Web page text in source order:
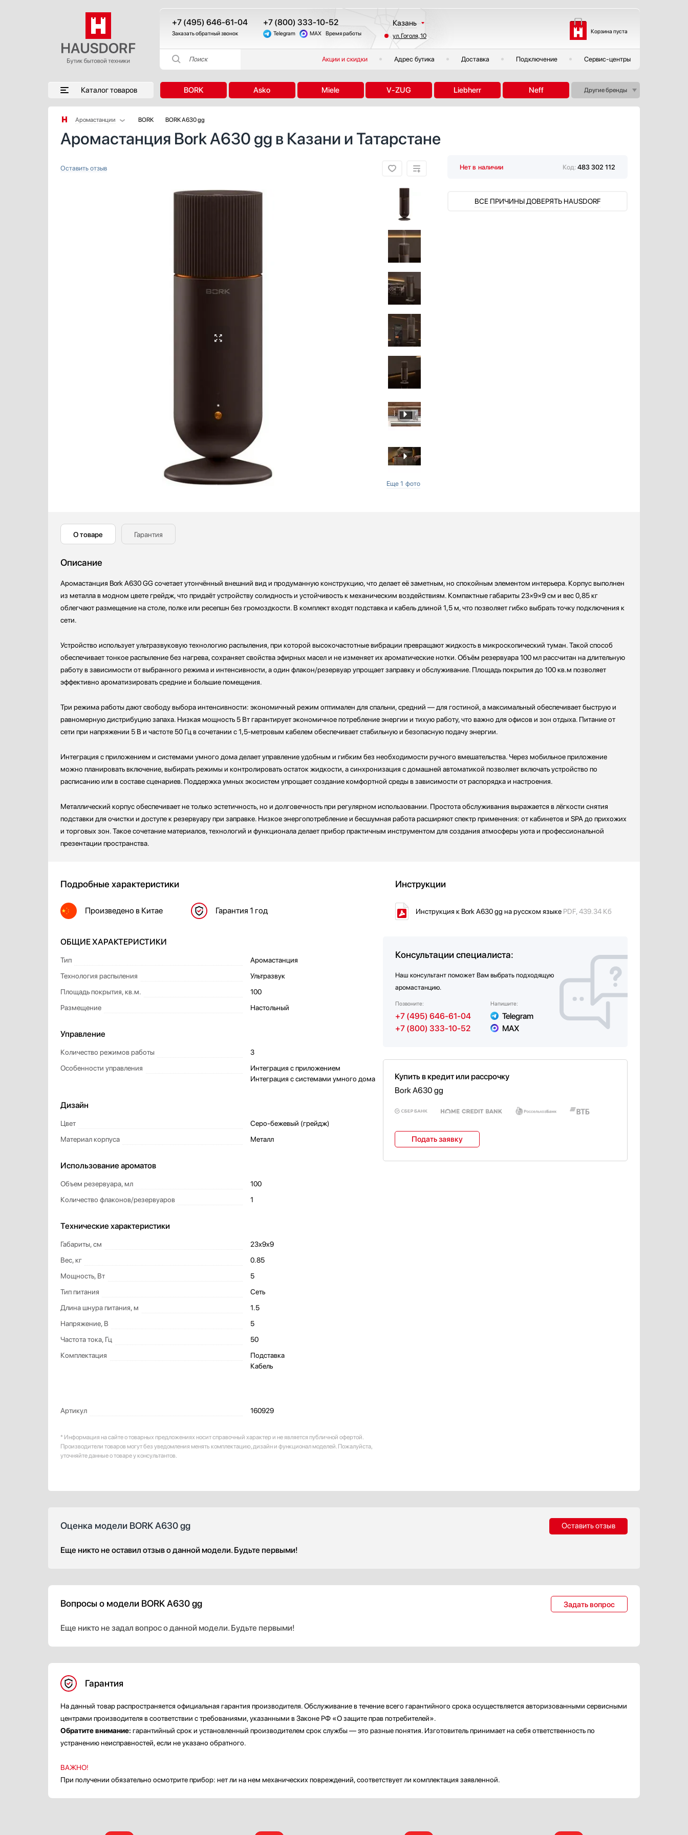
+7 (495) 646-61-04
Заказать обратный звонок
+7 (800) 333-10-52
Telegram MAX Время работы
Казань
Москва
Санкт-Петербург
Екатеринбург
Другие регионы
ул. Гоголя, 10
Корзина пуста
Поиск Акции и скидки Адрес бутика Доставка Подключение Сервис-центры
Каталог товаров BORK Asko Miele V-ZUG Liebherr Neff Другие бренды
Аромастанции
Аксессуары
Аксессуары и принадлежности
Комби-панели, фритюрницы и грили
Мойки
Мультиварки
Обогреватели
Очистители воздуха
Пароварки
Подогреватели
Посуда
Посудомоечные машины
Проф. аксессуары
Профессиональные посудомоечные машины
Пылесосы
Системы кипячения воды AquaHot
Сушильные машины
Увлажнители воздуха
Чайники
BORK BORK A630 gg
Аромастанция Bork A630 gg в Казани и Татарстане
Оставить отзыв
Еще 1 фото
Нет в наличии Код: 483 302 112
ВСЕ ПРИЧИНЫ ДОВЕРЯТЬ HAUSDORF
О товаре Гарантия
Описание
Аромастанция Bork A630 GG сочетает утончённый внешний вид и продуманную конструкцию, что делает её заметным, но спокойным элементом интерьера. Корпус выполнен
из металла в модном цвете грейдж, что придаёт устройству солидность и устойчивость к механическим воздействиям. Компактные габариты 23×9×9 см и вес 0,85 кг
облегчают размещение на столе, полке или ресепшн без громоздкости. В комплект входят подставка и кабель длиной 1,5 м, что позволяет гибко выбрать точку подключения к
сети.
Устройство использует ультразвуковую технологию распыления, при которой высокочастотные вибрации превращают жидкость в микроскопический туман. Такой способ
обеспечивает тонкое распыление без нагрева, сохраняет свойства эфирных масел и не изменяет их ароматические нотки. Объём резервуара 100 мл рассчитан на длительную
работу в зависимости от выбранного режима и интенсивности, а один флакон/резервуар упрощает заправку и обслуживание. Площадь покрытия до 100 кв.м позволяет
эффективно ароматизировать средние и большие помещения.
Три режима работы дают свободу выбора интенсивности: экономичный режим оптимален для спальни, средний — для гостиной, а максимальный обеспечивает быструю и
равномерную дистрибуцию запаха. Низкая мощность 5 Вт гарантирует экономичное потребление энергии и тихую работу, что важно для офисов и зон отдыха. Питание от
сети при напряжении 5 В и частоте 50 Гц в сочетании с 1,5-метровым кабелем обеспечивает стабильную и безопасную подачу энергии.
Интеграция с приложением и системами умного дома делает управление удобным и гибким без необходимости ручного вмешательства. Через мобильное приложение
можно планировать включение, выбирать режимы и контролировать остаток жидкости, а синхронизация с домашней автоматикой позволяет включать устройство по
расписанию или в составе сценариев. Поддержка умных экосистем упрощает создание комфортной среды в зависимости от распорядка и настроения.
Металлический корпус обеспечивает не только эстетичность, но и долговечность при регулярном использовании. Простота обслуживания выражается в лёгкости снятия
подставки для очистки и доступе к резервуару при заправке. Низкое энергопотребление и бесшумная работа расширяют спектр применения: от кабинетов и SPA до прихожих
и торговых зон. Такое сочетание материалов, технологий и функционала делает прибор практичным инструментом для создания атмосферы уюта и профессиональной
презентации пространства.
Подробные характеристики
Произведено в Китае Гарантия 1 год
ОБЩИЕ ХАРАКТЕРИСТИКИ
Тип
Аромастанция
Технология распыления
Ультразвук
Площадь покрытия, кв.м.
100
Размещение
Настольный
Управление
Количество режимов работы
3
Особенности управления
Интеграция с приложением
Интеграция с системами умного дома
Дизайн
Цвет
Серо-бежевый (грейдж)
Материал корпуса
Металл
Использование ароматов
Объем резервуара, мл
100
Количество флаконов/резервуаров
1
Технические характеристики
Габариты, см
23х9х9
Вес, кг
0.85
Мощность, Вт
5
Тип питания
Сеть
Длина шнура питания, м
1.5
Напряжение, В
5
Частота тока, Гц
50
Комплектация
Подставка
Кабель
Артикул 160929
* Информация на сайте о товарных предложениях носит справочный характер и не является публичной офертой.
Производители товаров могут без уведомления менять комплектацию, дизайн и функционал моделей. Пожалуйста,
уточняйте данные о товаре у консультантов.
Инструкции
Инструкция к Bork A630 gg на русском языке PDF, 439.34 Кб
Консультации специалиста:
Наш консультант поможет Вам выбрать подходящую
аромастанцию.
Позвоните:
+7 (495) 646-61-04
+7 (800) 333-10-52
Напишите:
Telegram
MAX
Купить в кредит или рассрочку
Bork A630 gg
Подать заявку
Оценка модели BORK A630 gg
Еще никто не оставил отзыв о данной модели. Будьте первыми!
Оставить отзыв
Вопросы о модели BORK A630 gg
Еще никто не задал вопрос о данной модели. Будьте первыми!
Задать вопрос
Гарантия
На данный товар распространяется официальная гарантия производителя. Обслуживание в течение всего гарантийного срока осуществляется авторизованными сервисными
центрами производителя в соответствии с требованиями, указанными в Законе РФ «О защите прав потребителей».
Обратите внимание: гарантийный срок и установленный производителем срок службы — это разные понятия. Изготовитель принимает на себя ответственность по
устранению неисправностей, если не указано обратного.
ВАЖНО!
При получении обязательно осмотрите прибор: нет ли на нем механических повреждений, соответствует ли комплектация заявленной.